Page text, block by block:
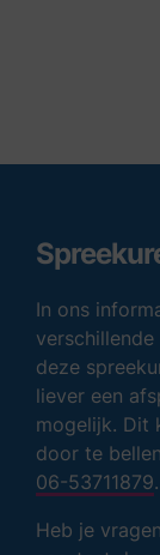
In ons
deze
liever een
mogelijk. Dit
door te
06-53711879.
Heb je